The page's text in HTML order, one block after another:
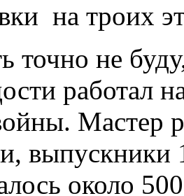
на троих
точно не
работал
Мастер
выпускники
около